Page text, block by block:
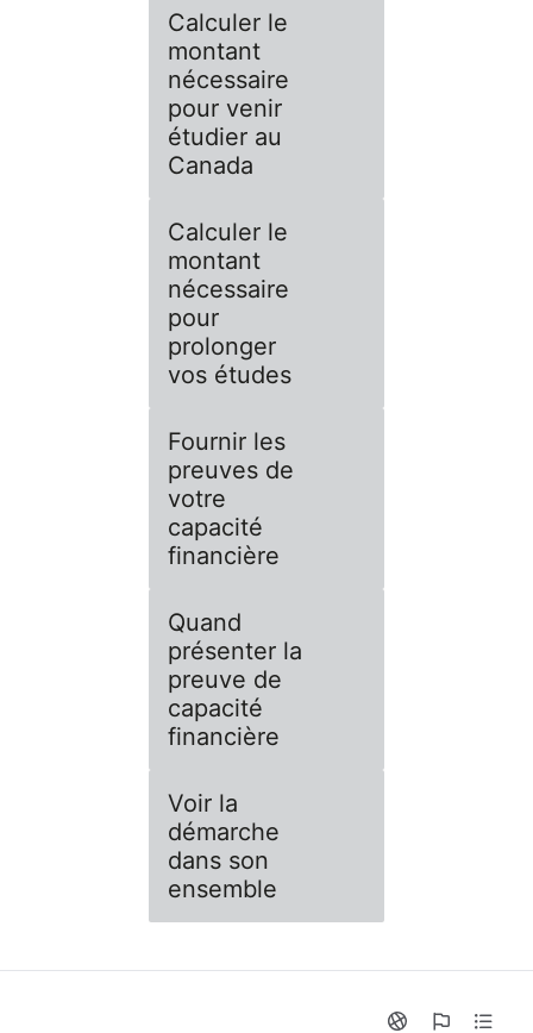
Calculer le
montant
nécessaire
pour venir
étudier au
Canada
Calculer le
montant
nécessaire
pour
prolonger
vos études
Fournir les
preuves de
votre
capacité
financière
Quand
présenter la
preuve de
capacité
financière
Voir la
démarche
dans son
ensemble